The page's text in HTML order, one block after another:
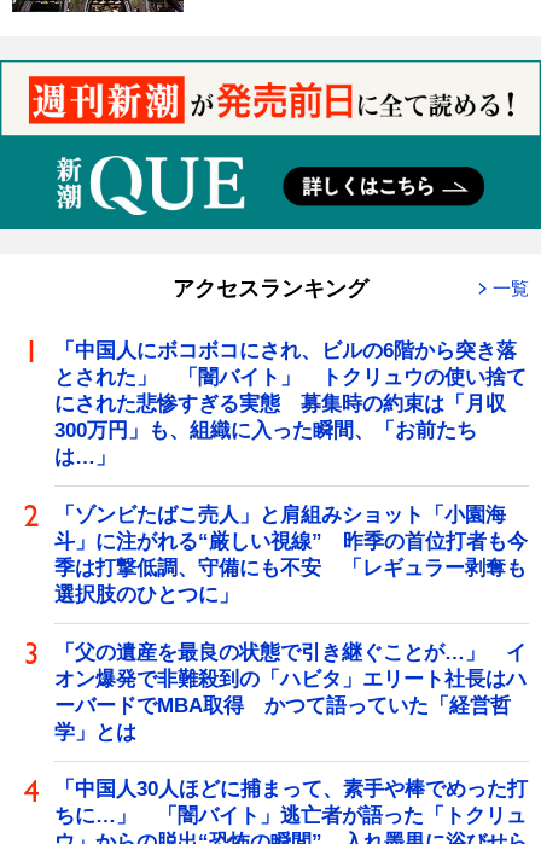
アクセスランキング 一覧
「中国人にボコボコにされ、ビルの6階から突き落
とされた」 「闇バイト」 トクリュウの使い捨て
にされた悲惨すぎる実態 募集時の約束は「月収
300万円」も、組織に入った瞬間、「お前たち
は…」
「ゾンビたばこ売人」と肩組みショット「小園海
斗」に注がれる“厳しい視線” 昨季の首位打者も今
季は打撃低調、守備にも不安 「レギュラー剥奪も
選択肢のひとつに」
「父の遺産を最良の状態で引き継ぐことが…」 イ
オン爆発で非難殺到の「ハビタ」エリート社長はハ
ーバードでMBA取得 かつて語っていた「経営哲
学」とは
「中国人30人ほどに捕まって、素手や棒でめった打
ちに…」 「闇バイト」逃亡者が語った「トクリュ